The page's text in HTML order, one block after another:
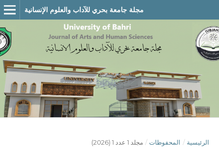
مجلة جامعة بحري للآداب والعلوم الإنسانية
الرئيسية / المحفوظات / مجلد 1 عدد 1 (2026)